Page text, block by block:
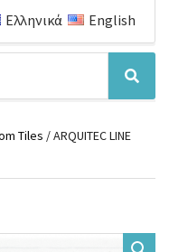
Α
ν
ζ
τ
Ελληνικά English
Tiles / ARQUITEC LINE